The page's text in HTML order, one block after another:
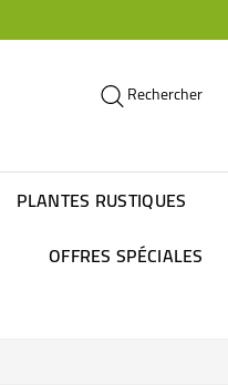
Rechercher
PLANTES RUSTIQUES
OFFRES SPÉCIALES